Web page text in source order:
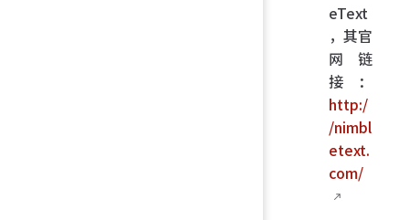
eText
，其官
网链
接：
http:/
/nimbl
etext.
com/